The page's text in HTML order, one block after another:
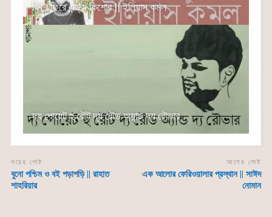
ফিরে ফিরে এন্ড্রু কিশোর || ইলিয়াস কমল
দ্য পোয়েট হু রৌট দ্য রৌড অ্যান্ড দ্য রৌভার
পরের পোষ্ট
বুনো পশ্চিম ও বই পড়াপড়ি || রাহাত
শাহরিয়ার
আগের পোষ্ট
এক আলোর ফেরিওয়ালার প্রস্থান || সাঈদ
নোমান